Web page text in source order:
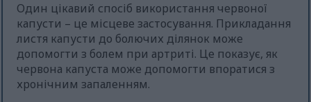
Один цікавий спосіб використання червоної
капусти – це місцеве застосування. Прикладання
листя капусти до болючих ділянок може
допомогти з болем при артриті. Це показує, як
червона капуста може допомогти впоратися з
хронічним запаленням.